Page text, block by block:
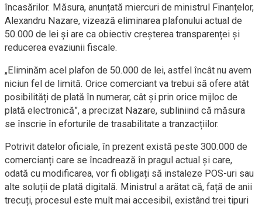
încasărilor. Măsura, anunțată miercuri de ministrul Finanțelor,
Alexandru Nazare, vizează eliminarea plafonului actual de
50.000 de lei și are ca obiectiv creșterea transparenței și
reducerea evaziunii fiscale.
„Eliminăm acel plafon de 50.000 de lei, astfel încât nu avem
niciun fel de limită. Orice comerciant va trebui să ofere atât
posibilități de plată în numerar, cât și prin orice mijloc de
plată electronică”, a precizat Nazare, subliniind că măsura
se înscrie în eforturile de trasabilitate a tranzacțiilor.
Potrivit datelor oficiale, în prezent există peste 300.000 de
comercianți care se încadrează în pragul actual și care,
odată cu modificarea, vor fi obligați să instaleze POS-uri sau
alte soluții de plată digitală. Ministrul a arătat că, față de anii
trecuți, procesul este mult mai accesibil, existând trei tipuri